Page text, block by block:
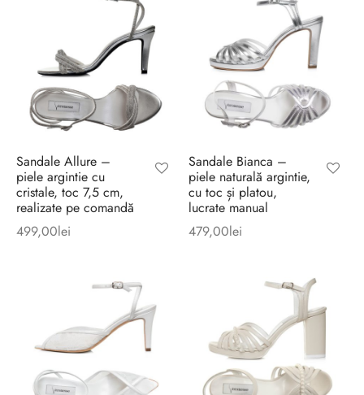
Sandale Allure –
piele argintie cu
cristale, toc 7,5 cm,
realizate pe comandă
499,00lei
Sandale Bianca –
piele naturală argintie,
cu toc și platou,
lucrate manual
479,00lei